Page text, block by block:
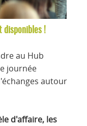
disponibles !
au Hub
journée
autour
d'affaire, les